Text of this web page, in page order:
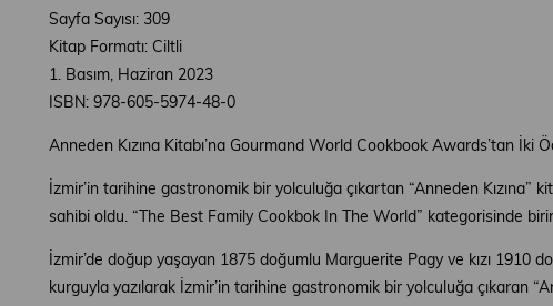
Sayfa Sayısı: 309
Kitap Formatı: Ciltli
1. Basım, Haziran 2023
ISBN: 978-605-5974-48-0
Anneden Kızına Kitabı’na Gourmand World Cookbook Awards’tan İki
İzmir’in tarihine gastronomik bir yolculuğa çıkartan “Anneden Kızına”
sahibi oldu. “The Best Family Cookbok In The World” kategorisinde
İzmir’de doğup yaşayan 1875 doğumlu Marguerite Pagy ve kızı 1910
kurguyla yazılarak İzmir’in tarihine gastronomik bir yolculuğa çıkaran